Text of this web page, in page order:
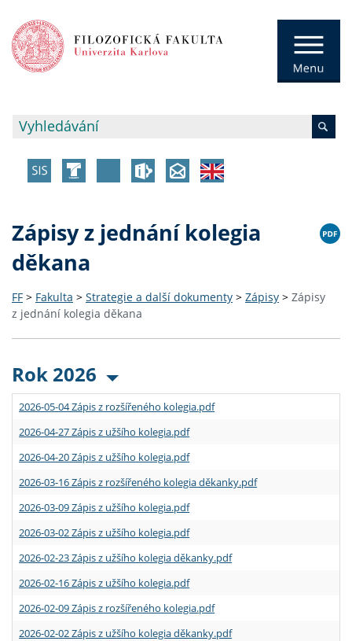
Zápisy z jednání kolegia
děkana
FF > Fakulta > Strategie a další dokumenty > Zápisy > Zápisy
z jednání kolegia děkana
Rok 2026
2026-05-04 Zápis z rozšířeného kolegia.pdf
2026-04-27 Zápis z užšího kolegia.pdf
2026-04-20 Zápis z užšího kolegia.pdf
2026-03-16 Zápis z rozšířeného kolegia děkanky.pdf
2026-03-09 Zápis z užšího kolegia.pdf
2026-03-02 Zápis z užšího kolegia.pdf
2026-02-23 Zápis z užšího kolegia děkanky.pdf
2026-02-16 Zápis z užšího kolegia.pdf
2026-02-09 Zápis z rozšířeného kolegia.pdf
2026-02-02 Zápis z užšího kolegia děkanky.pdf